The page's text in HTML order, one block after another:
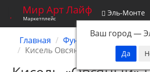
Мир Арт Лайф
Маркетплейс
Эль-Монте
Ваш город —
Главная Функциональное
Кисель Овсяный на отваре